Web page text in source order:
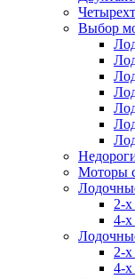
Выбор
Моторы
2-
4-
2-
4-х